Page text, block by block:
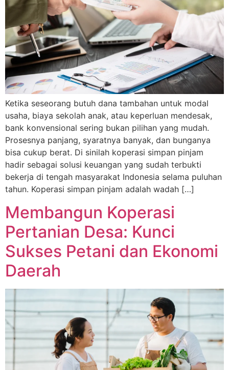
Ketika seseorang butuh dana tambahan untuk modal
usaha, biaya sekolah anak, atau keperluan mendesak,
bank konvensional sering bukan pilihan yang mudah.
Prosesnya panjang, syaratnya banyak, dan bunganya
bisa cukup berat. Di sinilah koperasi simpan pinjam
hadir sebagai solusi keuangan yang sudah terbukti
bekerja di tengah masyarakat Indonesia selama puluhan
tahun. Koperasi simpan pinjam adalah wadah […]
Membangun Koperasi
Pertanian Desa: Kunci
Sukses Petani dan Ekonomi
Daerah